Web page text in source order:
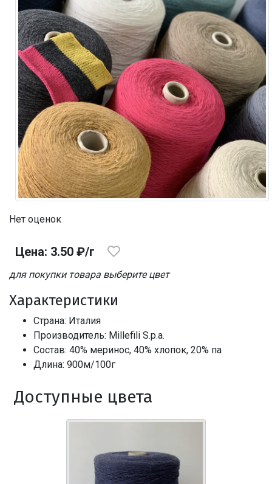
Нет оценок
Цена: 3.50 ₽/г
для покупки товара выберите цвет
Характеристики
Страна: Италия
Производитель: Millefili S.p.a.
Состав: 40% меринос, 40% хлопок, 20% па
Длина: 900м/100г
Доступные цвета